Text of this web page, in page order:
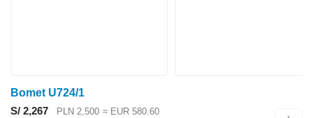
Bomet U724/1
S/ 2,267
PLN 2,500 ≈ EUR 580.60